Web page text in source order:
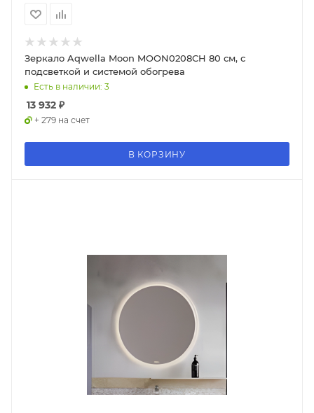
Зеркало Aqwella Moon MOON0208CH 80 см, с
подсветкой и системой обогрева
Есть в наличии: 3
13 932 ₽
+ 279 на счет
В КОРЗИНУ